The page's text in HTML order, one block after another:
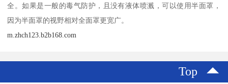
全。如果是一般的毒气防护，且没有液体喷溅，可以使用半面罩，
因为半面罩的视野相对全面罩更宽广。
m.zhch123.b2b168.com
Top